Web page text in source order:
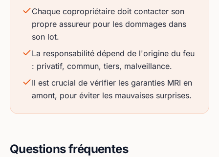
Chaque copropriétaire doit contacter son
propre assureur pour les dommages dans
son lot.
La responsabilité dépend de l'origine du feu
: privatif, commun, tiers, malveillance.
Il est crucial de vérifier les garanties MRI en
amont, pour éviter les mauvaises surprises.
Questions fréquentes